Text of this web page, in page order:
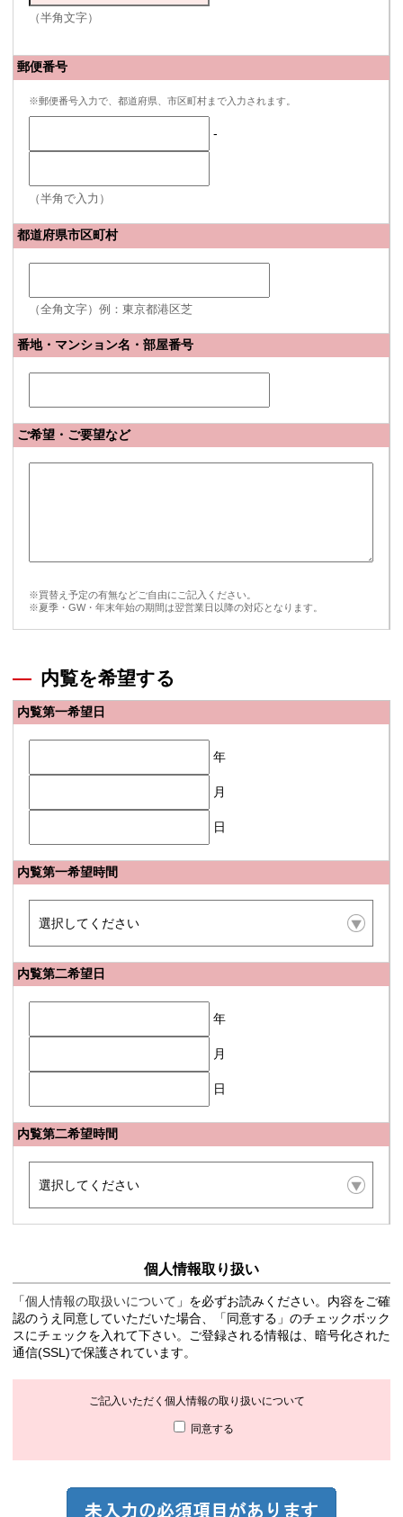
（半角文字）
郵便番号
※郵便番号入力で、都道府県、市区町村まで入力されます。
-
（半角で入力）
都道府県市区町村
（全角文字）例：東京都港区芝
番地・マンション名・部屋番号
ご希望・ご要望など
※買替え予定の有無などご自由にご記入ください。
※夏季・GW・年末年始の期間は翌営業日以降の対応となります。
内覧を希望する
内覧第一希望日
年
月
日
内覧第一希望時間
内覧第二希望日
年
月
日
内覧第二希望時間
個人情報取り扱い
「個人情報の取扱いについて 」を必ずお読みください。内容をご確
認のうえ同意していただいた場合、「同意する」のチェックボック
スにチェックを入れて下さい。ご登録される情報は、暗号化された
通信(SSL)で保護されています。
ご記入いただく個人情報の取り扱いについて
同意する